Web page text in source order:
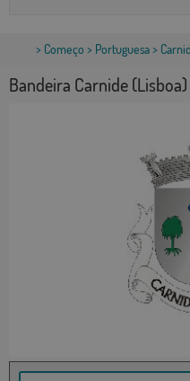
> Começo > Portuguesa>
Bandeira Carnide (Lisboa)